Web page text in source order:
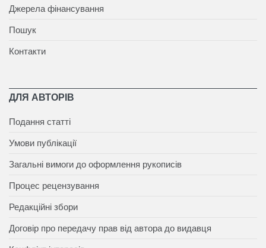
Джерела фінансування
Пошук
Контакти
ДЛЯ АВТОРІВ
Подання статті
Умови публікації
Загальні вимоги до оформлення рукописів
Процес рецензування
Редакційні збори
Договір про передачу прав від автора до видавця